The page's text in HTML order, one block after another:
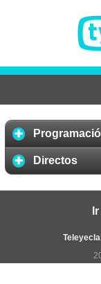
Directos
Teleyecla